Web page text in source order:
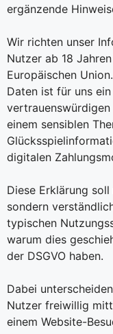
ergänzende
Wir richten unser
Nutzer ab 18
Europäischen
Daten ist für uns
einem sensiblen
digitalen
Diese Erklärung
sondern
typischen
warum dies
der DSGVO haben.
Dabei
Nutzer freiwillig
einem Website-